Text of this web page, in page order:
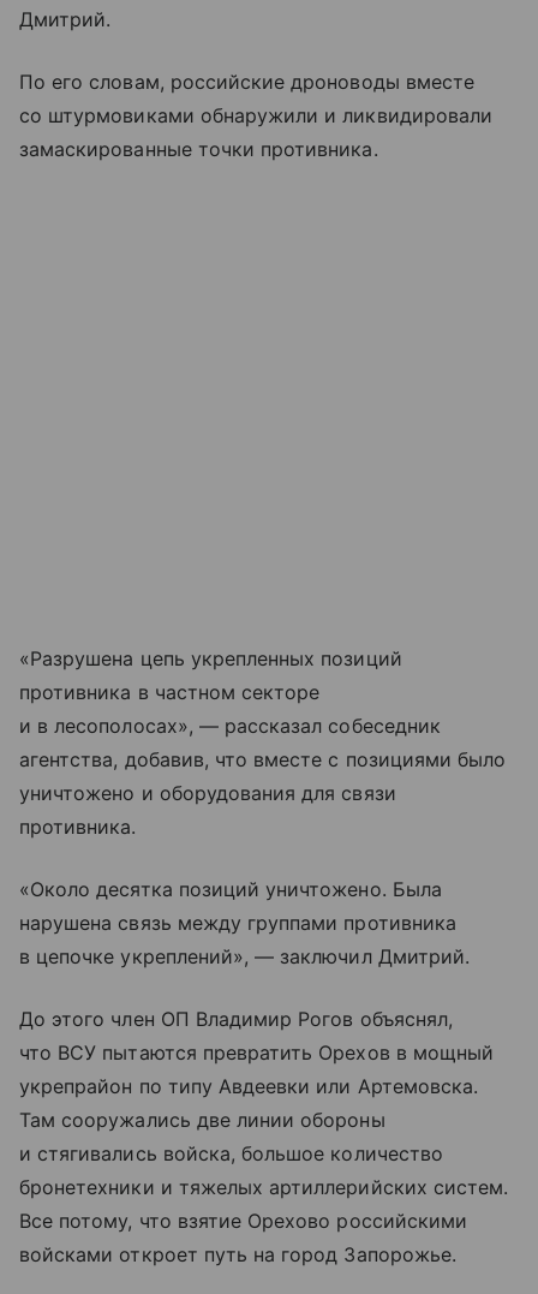
Дмитрий.
По его словам, российские дроноводы вместе
со штурмовиками обнаружили и ликвидировали
замаскированные точки противника.
«Разрушена цепь укрепленных позиций
противника в частном секторе
и в лесополосах», — рассказал собеседник
агентства, добавив, что вместе с позициями было
уничтожено и оборудования для связи
противника.
«Около десятка позиций уничтожено. Была
нарушена связь между группами противника
в цепочке укреплений», — заключил Дмитрий.
До этого член ОП Владимир Рогов объяснял,
что ВСУ пытаются превратить Орехов в мощный
укрепрайон по типу Авдеевки или Артемовска.
Там сооружались две линии обороны
и стягивались войска, большое количество
бронетехники и тяжелых артиллерийских систем.
Все потому, что взятие Орехово российскими
войсками откроет путь на город Запорожье.